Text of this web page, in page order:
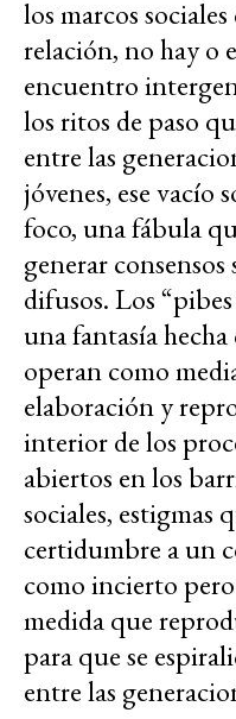
los marcos
relación, no hay o
encuentro
los ritos de paso
entre las
jóvenes, ese vacío
foco, una fábula
generar
difusos. Los
una fantasía
operan como
elaboración y
interior de los
abiertos en los
sociales, estigmas
certidumbre a un
como incierto
medida que
para que se
entre las